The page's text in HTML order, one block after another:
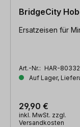
BridgeCity
Ersatzeisen für
Art.-Nr.: HAR-
Auf Lager,
29,90 €
inkl. MwSt. zzgl.
Versandkosten